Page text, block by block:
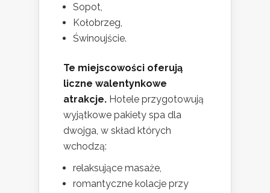
Sopot,
Kołobrzeg,
Świnoujście.
Te miejscowości oferują
liczne walentynkowe
atrakcje. Hotele przygotowują
wyjątkowe pakiety spa dla
dwojga, w skład których
wchodzą:
relaksujące masaże,
romantyczne kolacje przy